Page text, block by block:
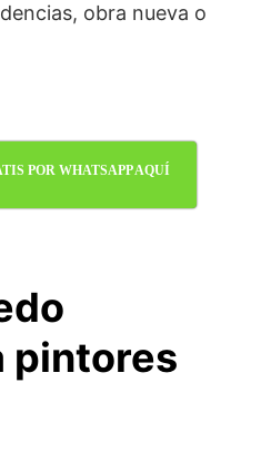
obra nueva o
POR WHATSAPP AQUÍ
pintores